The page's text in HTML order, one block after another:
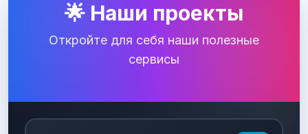
🌟 Наши проекты
Откройте для себя наши полезные
сервисы